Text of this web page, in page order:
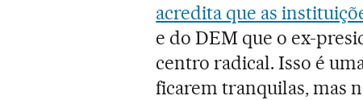
acredita que as
e do DEM que o ex-
centro radical. Isso é
ficarem tranquilas, mas